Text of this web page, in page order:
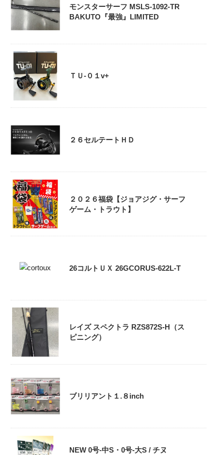
モンスターサーフ MSLS-1092-TR
BAKUTO『最強』LIMITED
ＴＵ-０１v+
２６セルテートＨＤ
２０２６福袋【ジョアジグ・サーフ
ゲーム・トラウト】
26コルトＵＸ 26GCORUS-622L-T
レイズ スペクトラ RZS872S-H（ス
ピニング）
ブリリアント１.８inch
NEW 0号-中S・0号‐大S / チヌ